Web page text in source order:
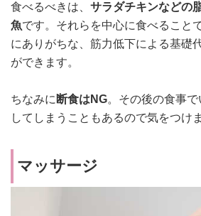
食べるべきは、 サラダチキンなどの
魚です。それらを中心に食べること
にありがちな、筋力低下による基礎
ができます。
ちなみに 断食はNG。その後の食事
してしまうこともあるので気をつけ
マッサージ